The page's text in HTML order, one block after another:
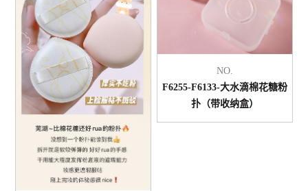
NO.
F6255-F6133-大水滴棉花糖粉
扑（带收纳盒）